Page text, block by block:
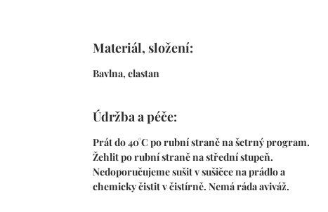
Materiál, složení:
Bavlna, elastan
Údržba a péče:
Prát do 40°C po rubní straně na šetrný program.
Žehlit po rubní straně na střední stupeň.
Nedoporučujeme sušit v sušičce na prádlo a
chemicky čistit v čistírně. Nemá ráda aviváž.